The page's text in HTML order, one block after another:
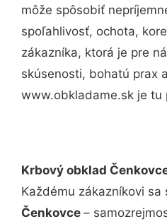
môže spôsobiť
spoľahlivosť, ochota,
zákazníka, ktorá je pre
skúsenosti, bohatú prax
www.obkladame.sk je tu
Krbový obklad
Každému zákazníkovi
Čenkovce –